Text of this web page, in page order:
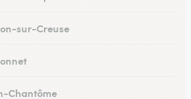
sur-Creuse
Chantôme